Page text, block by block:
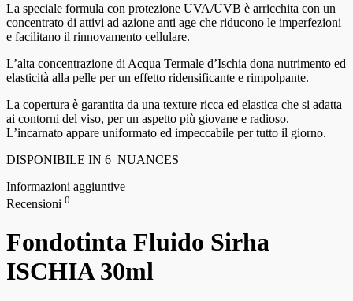
La speciale formula con protezione UVA/UVB è arricchita con un
concentrato di attivi ad azione anti age che riducono le imperfezioni
e facilitano il rinnovamento cellulare.
L’alta concentrazione di Acqua Termale d’Ischia dona nutrimento ed
elasticità alla pelle per un effetto ridensificante e rimpolpante.
La copertura è garantita da una texture ricca ed elastica che si adatta
ai contorni del viso, per un aspetto più giovane e radioso.
L’incarnato appare uniformato ed impeccabile per tutto il giorno.
DISPONIBILE IN 6 NUANCES
Informazioni aggiuntive
Recensioni 0
Fondotinta Fluido Sirha
ISCHIA 30ml